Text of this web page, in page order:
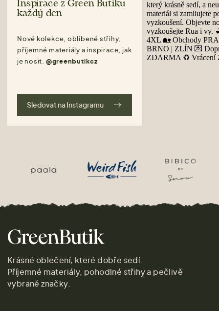
Inspirace z Green Butiku
každý den
Nové kolekce, oblíbené střihy,
příjemné materiály a inspirace, jak
je nosit. @greenbutikcz
Sledovat na Instagramu
Krásné oblečení, které dobře sedí.
Příjemné materiály, pohodlné střihy a pečlivě
vybrané značky.